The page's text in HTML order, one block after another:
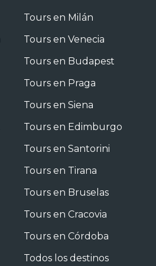
Tours en Milán
Tours en Venecia
Tours en Budapest
Tours en Praga
Tours en Siena
Tours en Edimburgo
Tours en Santorini
Tours en Tirana
Tours en Bruselas
Tours en Cracovia
Tours en Córdoba
Todos los destinos